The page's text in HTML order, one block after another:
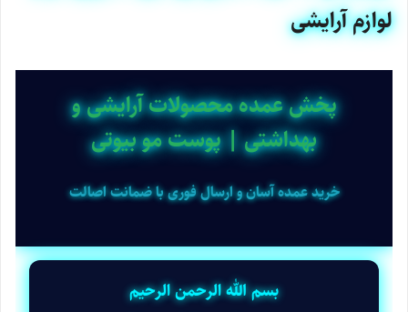
لوازم آرایشی
پخش عمده محصولات آرایشی و
بهداشتی | پوست مو بیوتی
خرید عمده آسان و ارسال فوری با ضمانت اصالت
بسم الله الرحمن الرحیم